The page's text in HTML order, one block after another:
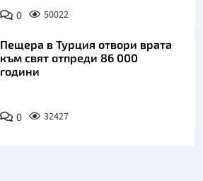
0 50022
Пещера в Турция отвори врата
към свят отпреди 86 000
години
0 32427